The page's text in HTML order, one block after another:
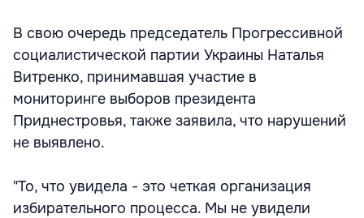
В свою очередь председатель Прогрессивной
социалистической партии Украины Наталья
Витренко, принимавшая участие в
мониторинге выборов президента
Приднестровья, также заявила, что нарушений
не выявлено.
"То, что увидела - это четкая организация
избирательного процесса. Мы не увидели